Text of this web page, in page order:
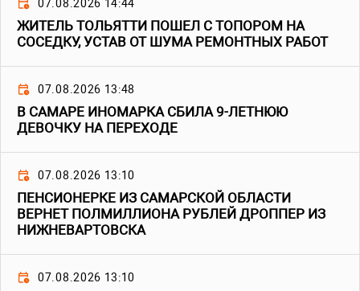
07.08.2026 14:44
ЖИТЕЛЬ ТОЛЬЯТТИ ПОШЕЛ С ТОПОРОМ НА
СОСЕДКУ, УСТАВ ОТ ШУМА РЕМОНТНЫХ РАБОТ
07.08.2026 13:48
В САМАРЕ ИНОМАРКА СБИЛА 9-ЛЕТНЮЮ
ДЕВОЧКУ НА ПЕРЕХОДЕ
07.08.2026 13:10
ПЕНСИОНЕРКЕ ИЗ САМАРСКОЙ ОБЛАСТИ
ВЕРНЕТ ПОЛМИЛЛИОНА РУБЛЕЙ ДРОППЕР ИЗ
НИЖНЕВАРТОВСКА
07.08.2026 13:10